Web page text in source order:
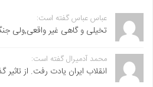
عباس عباس گفته است:
تخیلی و گاهی غیر واقعی,ولی
محمد آدمیرال گفته است:
انقلاب ایران یادت رفت. از